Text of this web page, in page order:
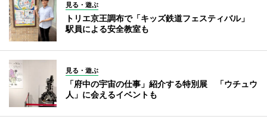
見る・遊ぶ
トリエ京王調布で「キッズ鉄道フェスティバル」
駅員による安全教室も
見る・遊ぶ
「府中の宇宙の仕事」紹介する特別展 「ウチュウ
人」に会えるイベントも